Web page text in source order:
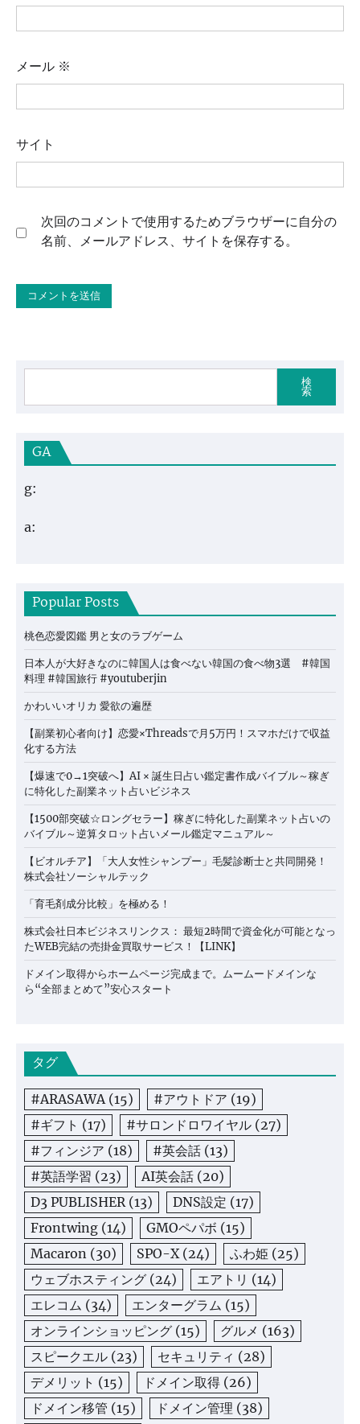
メール ※
サイト
次回のコメントで使用するためブラウザーに自分の
名前、メールアドレス、サイトを保存する。
検
索
GA
g:
a:
Popular Posts
桃色恋愛図鑑 男と女のラブゲーム
日本人が大好きなのに韓国人は食べない韓国の食べ物3選 #韓国
料理 #韓国旅行 #youtuberjin
かわいいオリカ 愛欲の遍歴
【副業初心者向け】恋愛×Threadsで月5万円！スマホだけで収益
化する方法
【爆速で0→1突破へ】AI × 誕生日占い鑑定書作成バイブル～稼ぎ
に特化した副業ネット占いビジネス
【1500部突破☆ロングセラー】稼ぎに特化した副業ネット占いの
バイブル～逆算タロット占いメール鑑定マニュアル～
【ビオルチア】「大人女性シャンプー」毛髪診断士と共同開発！
株式会社ソーシャルテック
「育毛剤成分比較」を極める！
株式会社日本ビジネスリンクス： 最短2時間で資金化が可能となっ
たWEB完結の売掛金買取サービス！【LINK】
ドメイン取得からホームページ完成まで。ムームードメインな
ら“全部まとめて”安心スタート
タグ
#ARASAWA (15) #アウトドア (19)
#ギフト (17) #サロンドロワイヤル (27)
#フィンジア (18) #英会話 (13)
#英語学習 (23) AI英会話 (20)
D3 PUBLISHER (13) DNS設定 (17)
Frontwing (14) GMOペパボ (15)
Macaron (30) SPO-X (24) ふわ姫 (25)
ウェブホスティング (24) エアトリ (14)
エレコム (34) エンターグラム (15)
オンラインショッピング (15) グルメ (163)
スピークエル (23) セキュリティ (28)
デメリット (15) ドメイン取得 (26)
ドメイン移管 (15) ドメイン管理 (38)